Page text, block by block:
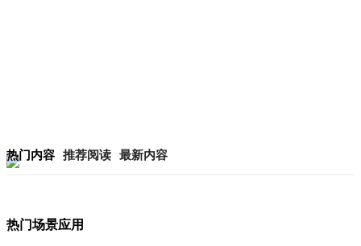
热门内容 推荐阅读 最新内容
热门场景应用